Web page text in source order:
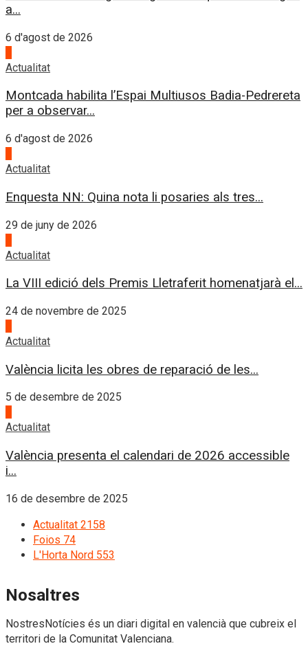
a...
6 d'agost de 2026
Actualitat
Montcada habilita l’Espai Multiusos Badia-Pedrereta
per a observar...
6 d'agost de 2026
Actualitat
Enquesta NN: Quina nota li posaries als tres...
29 de juny de 2026
Actualitat
La VIII edició dels Premis Lletraferit homenatjarà el...
24 de novembre de 2025
Actualitat
València licita les obres de reparació de les...
5 de desembre de 2025
Actualitat
València presenta el calendari de 2026 accessible
i...
16 de desembre de 2025
Actualitat 2158
Foios 74
L'Horta Nord 553
Nosaltres
NostresNotícies és un diari digital en valencià que cubreix el
territori de la Comunitat Valenciana.